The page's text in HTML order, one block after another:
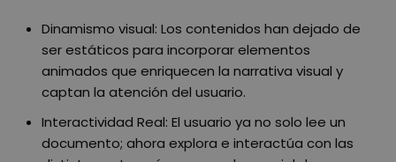
Dinamismo visual:Los contenidos han dejado de
ser estáticos para incorporar elementos
animados que enriquecen la narrativa visual y
captan la atención del usuario.
Interactividad Real: El usuario ya no solo lee un
documento; ahora explora e interactúa con las